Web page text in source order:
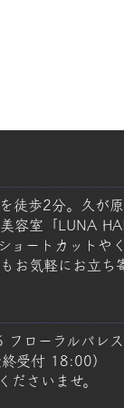
徒歩2分。久が
容室「LUNA
ョートカットや
お気軽にお立ち
フローラルパレ
受付 18:00）
ださいませ。